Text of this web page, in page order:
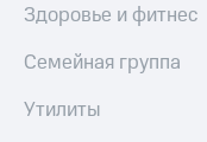
Здоровье и фитнес
Семейная группа
Утилиты